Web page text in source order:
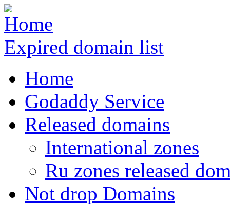
Expired domain list
Home
Godaddy Service
Released domains
International zones
Ru zones released
Not drop Domains